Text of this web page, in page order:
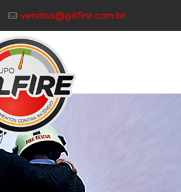
vendas@gilfire.com.br